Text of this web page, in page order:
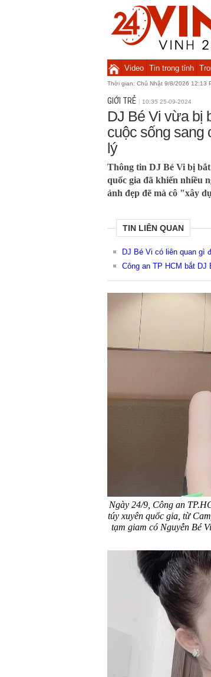
Video Tin trong tỉnh
Thời gian: Chủ Nhật 9/8/2026 12:13
GIỚI TRẺ 10:35 25-09-2024
DJ Bé Vi vừa bị
cuộc sống sang
lý
Thông tin DJ Bé Vi bị
quốc gia đã khiến nhiều
ảnh đẹp đẽ mà cô "xây
TIN LIÊN QUAN
DJ Bé Vi có liên quan gì
Công an TP HCM bắt DJ
Ngày 24/9, Công an
túy xuyên quốc gia, từ
tạm giam có Nguyễn Bé